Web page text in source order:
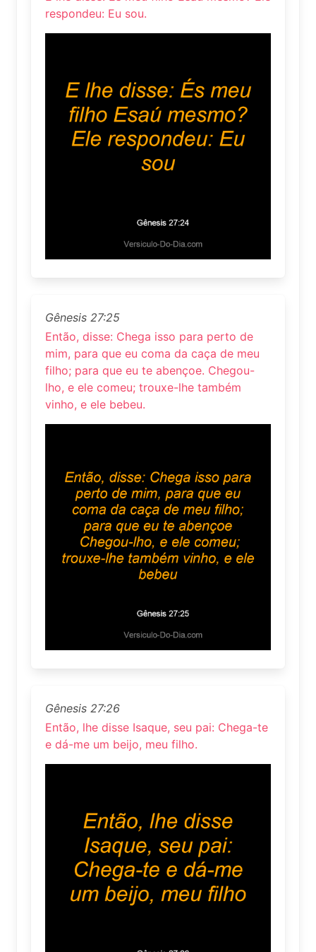
respondeu: Eu sou.
Gênesis 27:25
Então, disse: Chega isso para perto de
mim, para que eu coma da caça de meu
filho; para que eu te abençoe. Chegou-
lho, e ele comeu; trouxe-lhe também
vinho, e ele bebeu.
Gênesis 27:26
Então, lhe disse Isaque, seu pai: Chega-te
e dá-me um beijo, meu filho.